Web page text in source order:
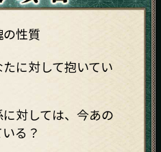
性質
に対して抱いてい
対しては、今あの
る？